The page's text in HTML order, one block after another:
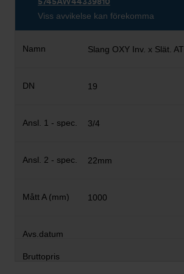
Viss avvikelse kan förekomma
Slang OXY Inv. x Slät. AT
19
3/4
22mm
1000